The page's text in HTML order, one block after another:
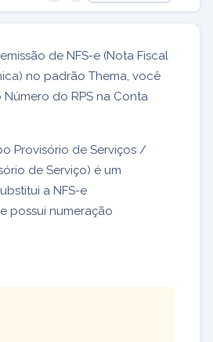
de NFS-e (Nota Fiscal
no padrão Thema, você
do RPS na Conta
Provisório de Serviços /
de Serviço) é um
a NFS-e
possui numeração